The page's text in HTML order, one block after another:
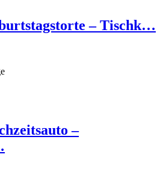
– Tischk…
–